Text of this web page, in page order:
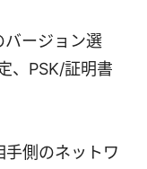
バージョン選
、PSK/証明書
側のネットワ